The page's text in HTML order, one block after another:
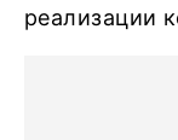
реализации